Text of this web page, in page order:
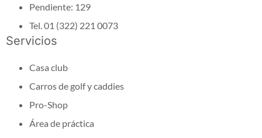
Pendiente: 129
Tel. 01 (322) 221 0073
Servicios
Casa club
Carros de golf y caddies
Pro-Shop
Área de práctica